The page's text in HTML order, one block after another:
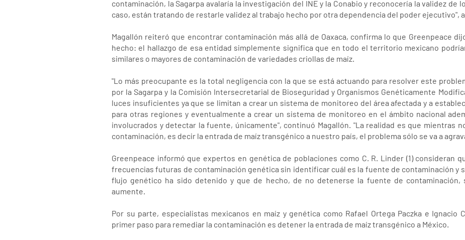
contaminación, la Sagarpa avalaría la investigación del INE y la Conabio y reconocería la validez de
caso, están tratando de restarle validez al trabajo hecho por otra dependencia del poder ejecutivo",
Magallón reiteró que encontrar contaminación más allá de Oaxaca, confirma lo que Greenpeace
hecho: el hallazgo de esa entidad simplemente significa que en todo el territorio mexicano
similares o mayores de contaminación de variedades criollas de maíz.
"Lo más preocupante es la total negligencia con la que se está actuando para resolver este
por la Sagarpa y la Comisión Intersecretarial de Bioseguridad y Organismos Genéticamente
luces insuficientes ya que se limitan a crear un sistema de monitoreo del área afectada y a
para otras regiones y eventualmente a crear un sistema de monitoreo en el ámbito nacional
involucrados y detectar la fuente, únicamente", continuó Magallón. "La realidad es que mientras
contaminación, es decir la entrada de maíz transgénico a nuestro país, el problema sólo se va a
Greenpeace informó que expertos en genética de poblaciones como C. R. Linder (1) consideran
frecuencias futuras de contaminación genética sin identificar cuál es la fuente de contaminación y
flujo genético ha sido detenido y que de hecho, de no detenerse la fuente de contaminación,
aumente.
Por su parte, especialistas mexicanos en maíz y genética como Rafael Ortega Paczka e Ignacio
primer paso para remediar la contaminación es detener la entrada de maíz transgénico a México.